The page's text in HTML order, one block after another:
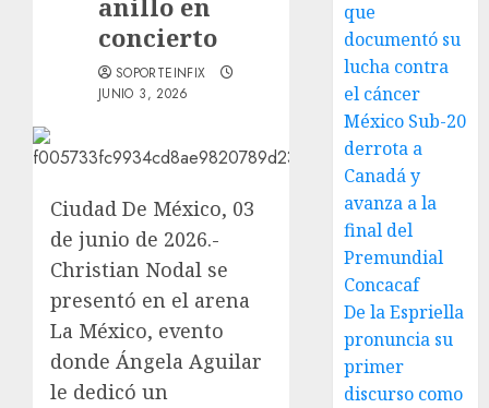
anillo en
concierto
SOPORTEINFIX
JUNIO 3, 2026
Ciudad De México, 03
de junio de 2026.-
Christian Nodal se
presentó en el arena
La México, evento
donde Ángela Aguilar
le dedicó un
que
documentó su
lucha contra
el cáncer
México Sub-20
derrota a
Canadá y
avanza a la
final del
Premundial
Concacaf
De la Espriella
pronuncia su
primer
discurso como